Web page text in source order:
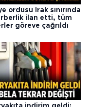
ordusu Irak sınırında
ilan etti, tüm
göreve çağrıldı